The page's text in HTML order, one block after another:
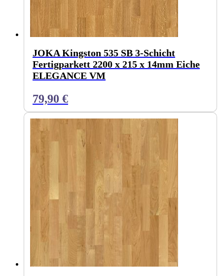
JOKA Kingston 535 SB 3-Schicht
Fertigparkett 2200 x 215 x 14mm Eiche
ELEGANCE VM
79,90 €